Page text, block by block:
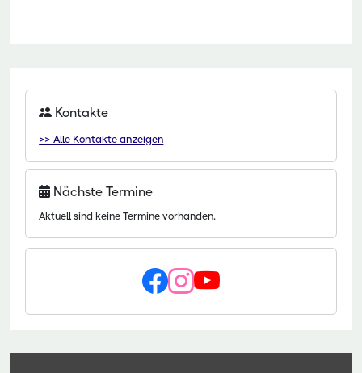
Kontakte
>> Alle Kontakte anzeigen
Nächste Termine
Aktuell sind keine Termine vorhanden.